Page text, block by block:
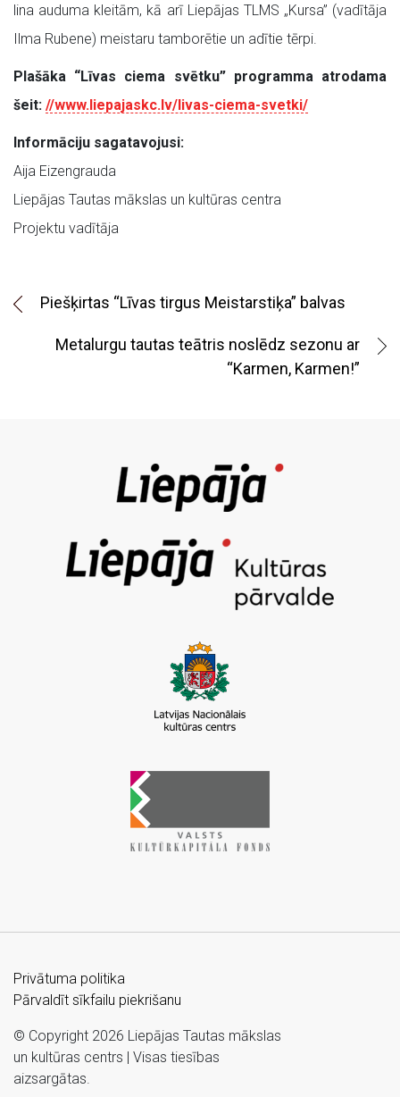
lina auduma kleitām, kā arī Liepājas TLMS „Kursa” (vadītāja
Ilma Rubene) meistaru tamborētie un adītie tērpi.
Plašāka “Līvas ciema svētku” programma atrodama
šeit: //www.liepajaskc.lv/livas-ciema-svetki/
Informāciju sagatavojusi:
Aija Eizengrauda
Liepājas Tautas mākslas un kultūras centra
Projektu vadītāja
Piešķirtas “Līvas tirgus Meistarstiķa” balvas
Metalurgu tautas teātris noslēdz sezonu ar
“Karmen, Karmen!”
Privātuma politika
Pārvaldīt sīkfailu piekrišanu
© Copyright 2026 Liepājas Tautas mākslas
un kultūras centrs | Visas tiesības
aizsargātas.